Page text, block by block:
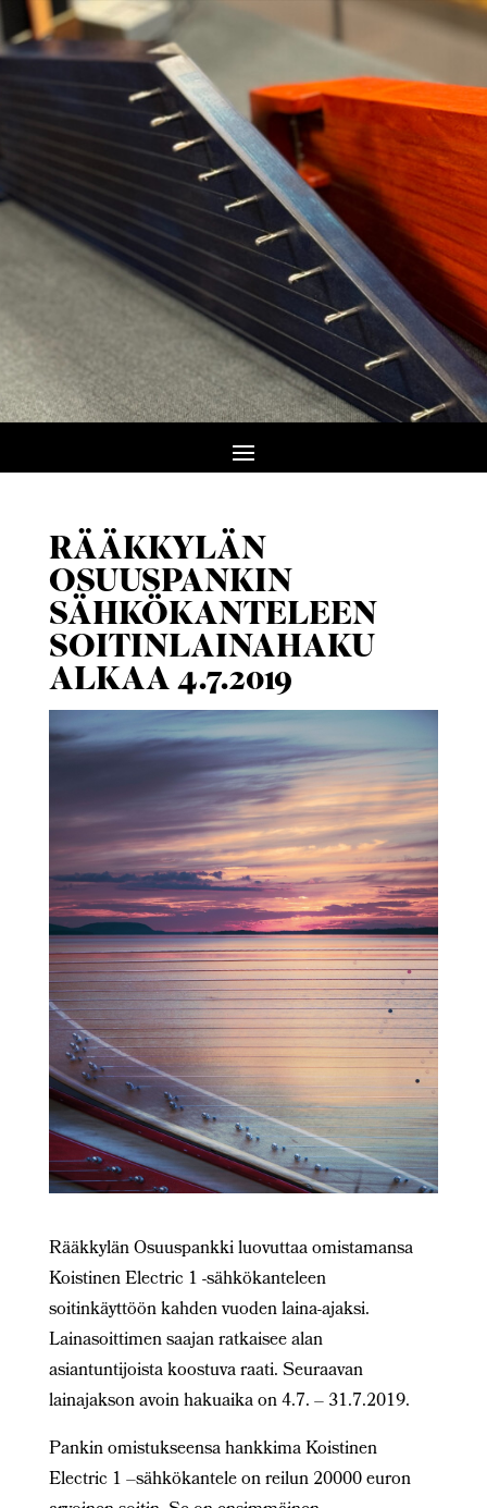
RÄÄKKYLÄN
OSUUSPANKIN
SÄHKÖKANTELEEN
SOITINLAINAHAKU
ALKAA 4.7.2019
Rääkkylän Osuuspankki luovuttaa omistamansa
Koistinen Electric 1 -sähkökanteleen
soitinkäyttöön kahden vuoden laina-ajaksi.
Lainasoittimen saajan ratkaisee alan
asiantuntijoista koostuva raati. Seuraavan
lainajakson avoin hakuaika on 4.7. – 31.7.2019.
Pankin omistukseensa hankkima Koistinen
Electric 1 –sähkökantele on reilun 20000 euron